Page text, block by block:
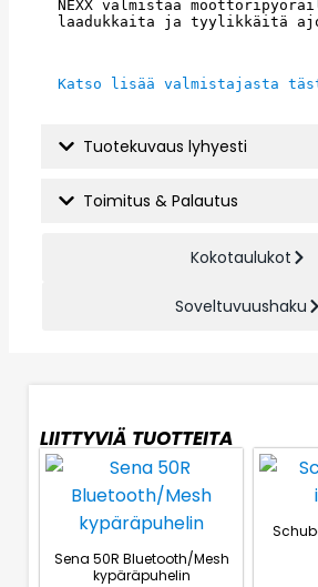
NEXX valmistaa
laadukkaita ja tyylikkäitä
Katso lisää valmistajasta
Tuotekuvaus lyhyesti
Toimitus & Palautus
Kokotaulukot
Soveltuvuushaku
LIITTYVIÄ TUOTTEITA
Sena 50R Bluetooth/Mesh
kypäräpuhelin